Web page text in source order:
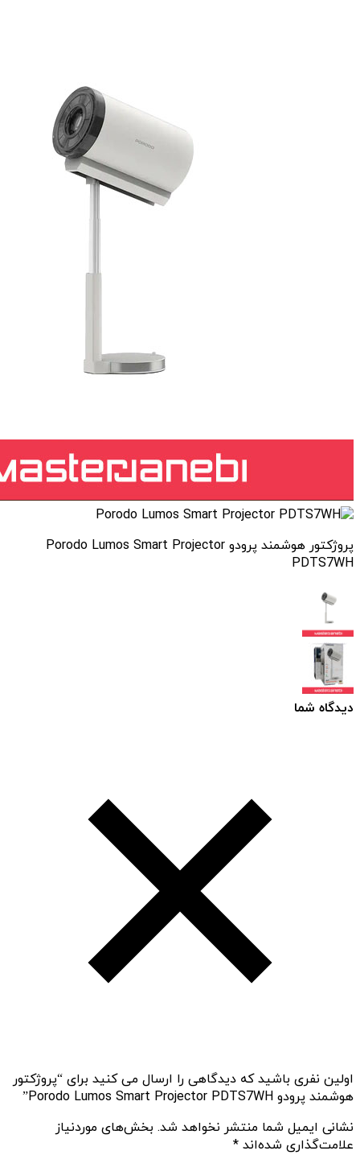
پروژکتور هوشمند پرودو Porodo Lumos Smart Projector
PDTS7WH
دیدگاه شما
اولین نفری باشید که دیدگاهی را ارسال می کنید برای “پروژکتور
هوشمند پرودو Porodo Lumos Smart Projector PDTS7WH”
نشانی ایمیل شما منتشر نخواهد شد. بخش‌های موردنیاز
علامت‌گذاری شده‌اند *